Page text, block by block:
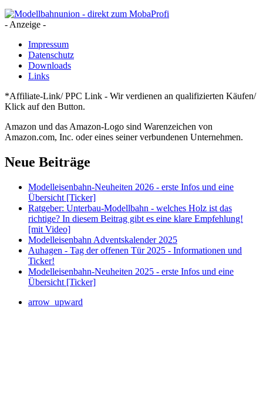
- Anzeige -
Impressum
Datenschutz
Downloads
Links
*Affiliate-Link/ PPC Link - Wir verdienen an qualifizierten Käufen/
Klick auf den Button.
Amazon und das Amazon-Logo sind Warenzeichen von
Amazon.com, Inc. oder eines seiner verbundenen Unternehmen.
Neue Beiträge
Modelleisenbahn-Neuheiten 2026 - erste Infos und eine
Übersicht [Ticker]
Ratgeber: Unterbau-Modellbahn - welches Holz ist das
richtige? In diesem Beitrag gibt es eine klare Empfehlung!
[mit Video]
Modelleisenbahn Adventskalender 2025
Auhagen - Tag der offenen Tür 2025 - Informationen und
Ticker!
Modelleisenbahn-Neuheiten 2025 - erste Infos und eine
Übersicht [Ticker]
arrow_upward